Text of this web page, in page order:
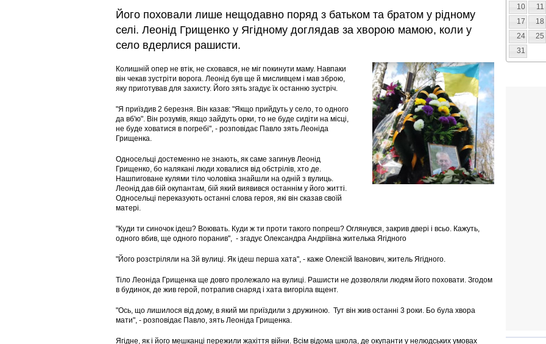
Його поховали лише нещодавно поряд з батьком та братом у рідному
селі. Леонід Грищенко у Ягідному доглядав за хворою мамою, коли у
село вдерлися рашисти.
Колишній опер не втік, не сховався, не міг покинути маму. Навпаки
він чекав зустріти ворога. Леонід був ще й мисливцем і мав зброю,
яку приготував для захисту. Його зять згадує їх останню зустріч.
"Я приїздив 2 березня. Він казав: "Якщо прийдуть у село, то одного
да вб'ю". Він розумів, якщо зайдуть орки, то не буде сидіти на місці,
не буде ховатися в погребі", - розповідає Павло зять Леоніда
Грищенка.
Односельці достеменно не знають, як саме загинув Леонід
Грищенко, бо налякані люди ховалися від обстрілів, хто де.
Нашпиговане кулями тіло чоловіка знайшли на одній з вулиць.
Леонід дав бій окупантам, бій який виявився останнім у його житті.
Односельці переказують останні слова героя, які він сказав своїй
матері.
"Куди ти синочок ідеш? Воювать. Куди ж ти проти такого попреш? Оглянувся, закрив двері і всьо. Кажуть,
одного вбив, ще одного поранив", - згадує Олександра Андріївна жителька Ягідного
"Його розстріляли на 3й вулиці. Як ідеш перша хата", - каже Олексій Іванович, житель Ягідного.
Тіло Леоніда Грищенка ще довго пролежало на вулиці. Рашисти не дозволяли людям його поховати. Згодом
в будинок, де жив герой, потрапив снаряд і хата вигоріла вщент.
"Ось, що лишилося від дому, в який ми приїздили з дружиною. Тут він жив останні 3 роки. Бо була хвора
мати", - розповідає Павло, зять Леоніда Грищенка.
Ягідне, як і його мешканці пережили жахіття війни. Всім відома школа, де окупанти у нелюдських умовах
10
11
17
18
24
25
31